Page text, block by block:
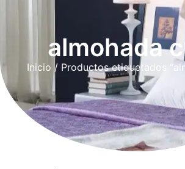
almohada
Inicio / Productos etiquetados